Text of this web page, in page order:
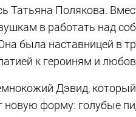
Татьяна Полякова.
в работать над
была наставницей в
к героиням и
Дэвид, который
новую форму: голубые